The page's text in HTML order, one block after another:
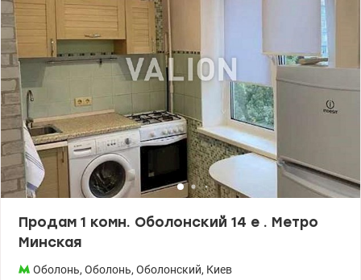
Продам 1 комн. Оболонский 14 е . Метро
Минская
Оболонь, Оболонь, Оболонский, Киев